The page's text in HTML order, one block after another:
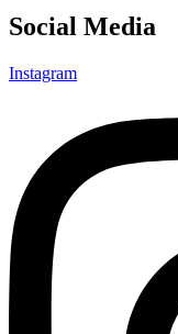
Social Media
Instagram